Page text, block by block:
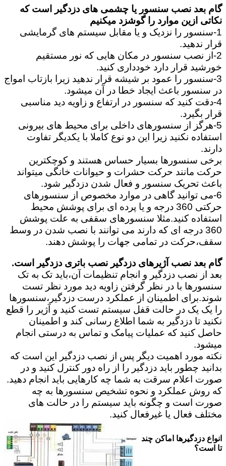
گام بعد نصب سنسور یا چشمی های دزدگیر است که
نکاتی ازین موارد را گوشزد میکنیم
1-سنسور را نزدیک و یا مقابل سیستم های گرمایشی
قرار ندهید.
2-از نصب سنسور در مکان هایی که نور مستقیم
خورشید قرار دارد خودداری کنید.
3-سنسور را عمود بر شیشه قرار ندهید زیرا بازتاب امواج
در سنسور باعث ایجاد خطا در آن میشود.
4-دقت کنید که سنسور در ارتفاع و زاویه دید مناسبی
قرار بگیرد.
5-هرگز از سنسورهای داخلی برای محیط های بیرونی
استفاده نکنید زیرا این دو نوع کاملا با یکدیگر تفاوت
دارند.
برخی سنسورها بسیار حساس هستند و کوچکترین
حرکت مانند حرکت حشرات و حیوانات خانگی میتواند
باعث تحریک سنسور و فعال شدن دزدگیر شود.
6-می توانید گاهی در موارد مخصوص از سنسورهای
حرکتی 360 درجه و یا پرده ای برای پوشش محیط
استفاده کنید.مثلا سنسورهای سقفی به علت پوشش
360 درجه ای که دارند می توانند با نصب شدن در وسط
سقف،حرکت در تمامی جهات را پوشش دهند.
گام بعد نصب آژیرهای دزدگیر نصب باتری دزدگیر است.
بعد از نصب دزدگیر و انجام تنظیمات آن،باید تک به تک
سنسورها با در نظر گرفتن زاویه دید مورد نظر تست
شوند.برای اطمینان از عملکرد درست دزدگیر،سنسورها
را یک یک در حالت قفل سیستم تست کنید و آژیر را قطع
نکنید تا دزدگیر به شما اطلاع رسانی کند و اطمینان
حاصل کنید که عملیات پیامک و تماس به درستی انجام
میشود.
نکته مورد اهمیت دیگر پس از نصب دزدگیر این است که
بدانید چطور باید دزدگیر را از راه دور کنترل کنید و در
صورت اعلام سرقت به شما چه کارهایی باید انجام دهید.
که روش عملکرد و نحوه تشخیص سنسورها به چه
صورت است و چگونه باید سیستم را در حالت های
مختلف فعال یا غیرفعال کنید.
انواع دزدگیرها اماکن چند
تا است؟